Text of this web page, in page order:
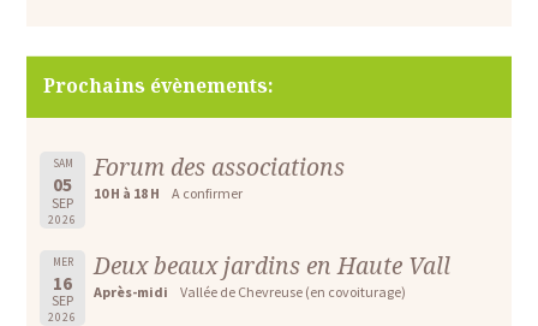
Prochains évènements:
SAM
05
SEP
2026
Forum des associations
10 H à 18 H A confirmer
MER
16
SEP
2026
Deux beaux jardins en Haute Vall
Après-midi Vallée de Chevreuse (en covoiturage)